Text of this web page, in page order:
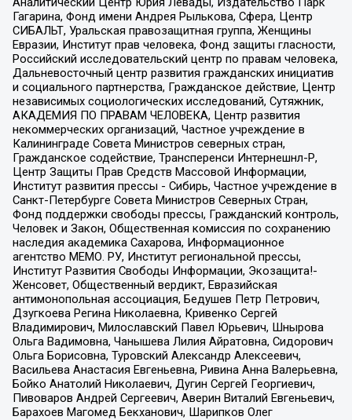
Гагарина, Фонд имени Андрея Рылькова, Сфера, Центр
СИБАЛЬТ, Уральская правозащитная группа, Женщины
Евразии, Институт прав человека, Фонд защиты гласности,
Российский исследовательский центр по правам человека,
Дальневосточный центр развития гражданских инициатив
и социального партнерства, Гражданское действие, Центр
независимых социологических исследований, Сутяжник,
АКАДЕМИЯ ПО ПРАВАМ ЧЕЛОВЕКА, Центр развития
некоммерческих организаций, Частное учреждение в
Калининграде Совета Министров северных стран,
Гражданское содействие, Трансперенси Интернешнл-Р,
Центр Защиты Прав Средств Массовой Информации,
Институт развития прессы - Сибирь, Частное учреждение в
Санкт-Петербурге Совета Министров Северных Стран,
Фонд поддержки свободы прессы, Гражданский контроль,
Человек и Закон, Общественная комиссия по сохранению
наследия академика Сахарова, Информационное
агентство МЕМО. РУ, Институт региональной прессы,
Институт Развития Свободы Информации, Экозащита!-
Женсовет, Общественный вердикт, Евразийская
антимонопольная ассоциация, Бедушев Петр Петрович,
Дзугкоева Регина Николаевна, Кривенко Сергей
Владимирович, Милославский Павел Юрьевич, Шнырова
Ольга Вадимовна, Чанышева Лилия Айратовна, Сидорович
Ольга Борисовна, Туровский Александр Алексеевич,
Васильева Анастасия Евгеньевна, Ривина Анна Валерьевна,
Бойко Анатолий Николаевич, Дугин Сергей Георгиевич,
Пивоваров Андрей Сергеевич, Аверин Виталий Евгеньевич,
Барахоев Магомед Бекханович, Шарипков Олег